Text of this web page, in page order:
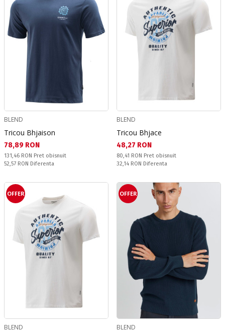
BLEND
Tricou Bhjaison
Текуща цена:
78,89 RON
Pret obisnuit:
131,46 RON Pret obisnuit
Спестявате:
52,57 RON Diferenta
BLEND
Tricou Bhjace
Текуща цена:
48,27 RON
Pret obisnuit:
80,41 RON Pret obisnuit
Спестявате:
32,14 RON Diferenta
OFFER
BLEND
OFFER
BLEND